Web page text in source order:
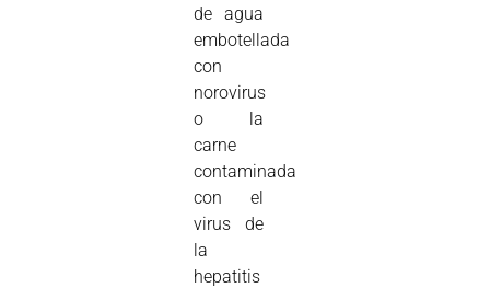
de agua
embotellada
con
norovirus
o la
carne
contaminada
con el
virus de
la
hepatitis